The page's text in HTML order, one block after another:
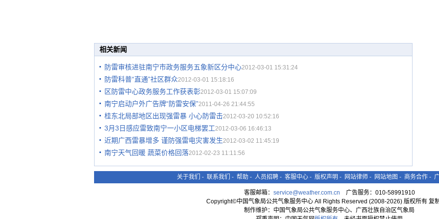
相关新闻
防雷审核进驻南宁市政务服务五象新区分中心2012-03-01 15:31:24
防雷科普“直通”社区群众2012-03-01 15:18:16
区防雷中心政务服务工作获表彰2012-03-01 15:07:09
南宁启动户外广告牌“防雷安保”2011-04-26 21:44:55
桂东北局部地区出现强雷暴 小心防雷击2012-03-20 10:52:16
3月3日感应雷致南宁一小区电梯罢工2012-03-06 16:46:13
近期广西雷暴增多 谨防强雷电灾害发生2012-03-02 11:45:19
南宁天气回暖 蔬菜价格回落2012-02-23 11:11:56
关于我们 - 联系我们 - 帮助 - 人员招聘 - 客服中心 - 版权声明 - 网站律师 - 网站地图 - 商务合作 -
客服邮箱： service@weather.com.cn 广告服务：010-58991910
Copyright©中国气象局公共气象服务中心 All Rights Reserved (2008-2026) 版权所有 复
制作维护：中国气象局公共气象服务中心、广西壮族自治区气象局